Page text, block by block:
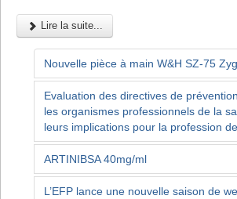
Lire la suite...
Nouvelle pièce à main W&H SZ-75
Evaluation des directives de
les organismes professionnels de la
leurs implications pour la profession
ARTINIBSA 40mg/ml
L’EFP lance une nouvelle saison de